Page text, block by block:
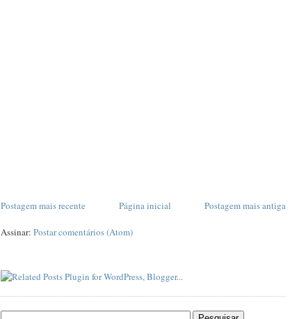
Postagem mais recente Postagem mais antiga
Página inicial
Assinar: Postar comentários (Atom)